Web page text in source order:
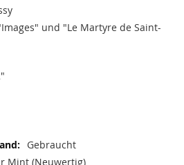
und "Le Martyre de Saint-
Gebraucht
Mint (Neuwertig)